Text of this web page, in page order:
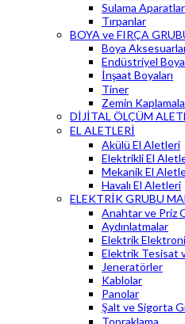
Sulama
Tırpanlar
BOYA ve FIRÇA
Boya
Endüstriyel
İnşaat Boyaları
Tiner
Zemin
DİJİTAL ÖLÇÜM
EL ALETLERİ
Akülü El Aletleri
Elektrikli El
Mekanik El
Havalı El Aletleri
ELEKTRİK GRUBU
Anahtar ve Priz
Aydınlatmalar
Elektrik
Elektrik Tesisat
Jeneratörler
Kablolar
Panolar
Şalt ve Sigorta
Topraklama